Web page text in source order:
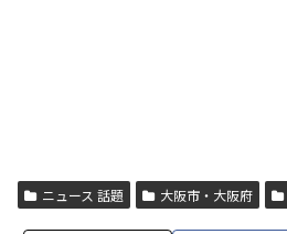
ニュース 話題 大阪市・大阪府